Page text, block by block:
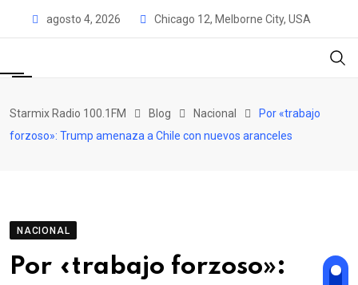
agosto 4, 2026 Chicago 12, Melborne City, USA
Starmix Radio 100.1FM Blog Nacional
Por «trabajo
forzoso»: Trump amenaza a Chile con nuevos aranceles
NACIONAL
Por «trabajo forzoso»: